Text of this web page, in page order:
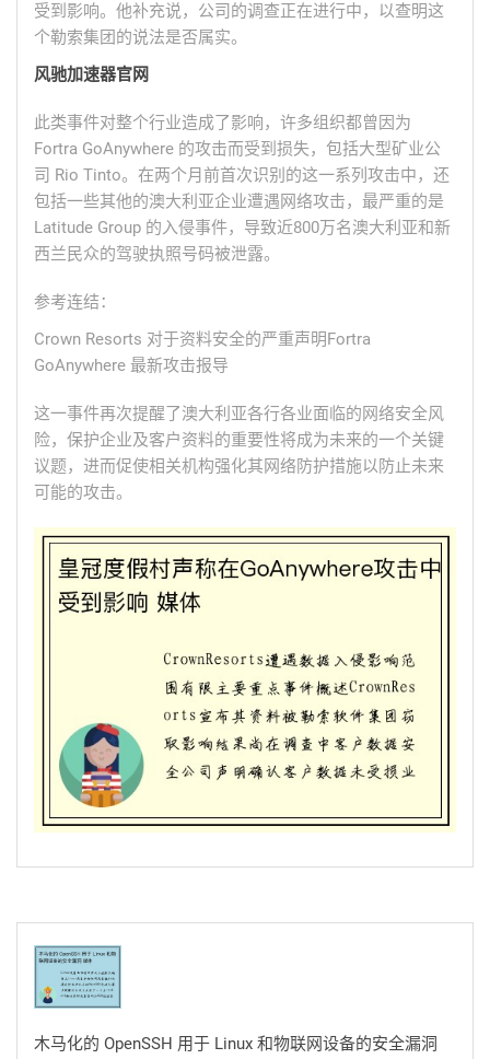
受到影响。他补充说，公司的调查正在进行中，以查明这
个勒索集团的说法是否属实。
风驰加速器官网
此类事件对整个行业造成了影响，许多组织都曾因为
Fortra GoAnywhere 的攻击而受到损失，包括大型矿业公
司 Rio Tinto。在两个月前首次识别的这一系列攻击中，还
包括一些其他的澳大利亚企业遭遇网络攻击，最严重的是
Latitude Group 的入侵事件，导致近800万名澳大利亚和新
西兰民众的驾驶执照号码被泄露。
参考连结：
Crown Resorts 对于资料安全的严重声明Fortra
GoAnywhere 最新攻击报导
这一事件再次提醒了澳大利亚各行各业面临的网络安全风
险，保护企业及客户资料的重要性将成为未来的一个关键
议题，进而促使相关机构强化其网络防护措施以防止未来
可能的攻击。
木马化的 OpenSSH 用于 Linux 和物联网设备的安全漏洞